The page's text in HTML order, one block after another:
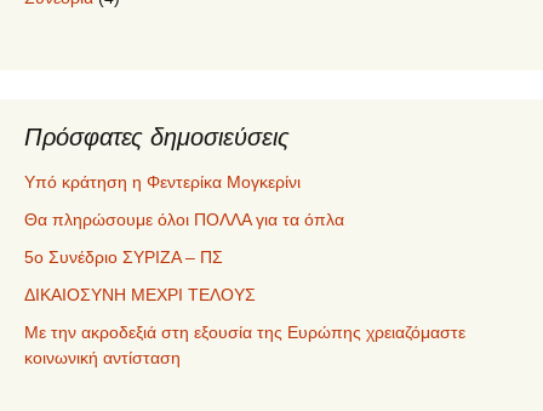
Πρόσφατες δημοσιεύσεις
Υπό κράτηση η Φεντερίκα Μογκερίνι
Θα πληρώσουμε όλοι ΠΟΛΛΑ για τα όπλα
5ο Συνέδριο ΣΥΡΙΖΑ – ΠΣ
ΔΙΚΑΙΟΣΥΝΗ ΜΕΧΡΙ ΤΕΛΟΥΣ
Με την ακροδεξιά στη εξουσία της Ευρώπης χρειαζόμαστε
κοινωνική αντίσταση